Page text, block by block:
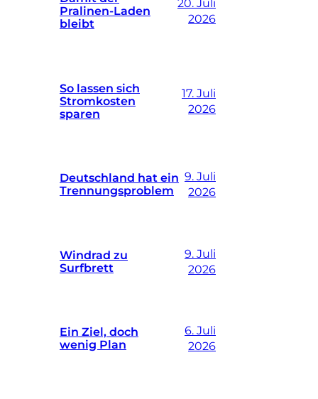
Pralinen-Laden
bleibt
20. Juli
2026
So lassen sich
Stromkosten
sparen
17. Juli
2026
Deutschland hat ein
Trennungsproblem
9. Juli
2026
Windrad zu
Surfbrett
9. Juli
2026
Ein Ziel, doch
wenig Plan
6. Juli
2026